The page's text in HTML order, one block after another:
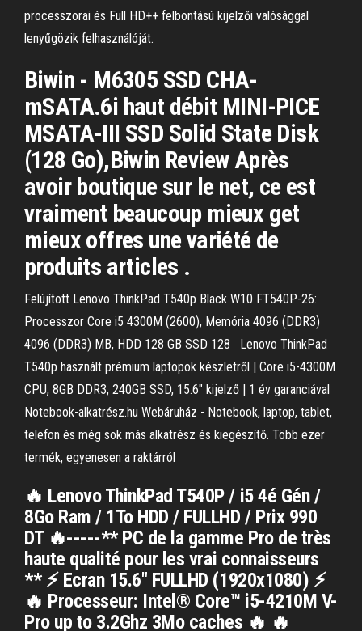
processzorai és Full HD++ felbontású kijelzői valósággal
lenyűgözik felhasználóját.
Biwin - M6305 SSD CHA-
mSATA.6i haut débit MINI-PICE
MSATA-III SSD Solid State Disk
(128 Go),Biwin Review Après
avoir boutique sur le net, ce est
vraiment beaucoup mieux get
mieux offres une variété de
produits articles .
Felújított Lenovo ThinkPad T540p Black W10 FT540P-26:
Processzor Core i5 4300M (2600), Memória 4096 (DDR3)
4096 (DDR3) MB, HDD 128 GB SSD 128 Lenovo ThinkPad
T540p használt prémium laptopok készletről | Core i5-4300M
CPU, 8GB DDR3, 240GB SSD, 15.6" kijelző | 1 év garanciával
Notebook-alkatrész.hu Webáruház - Notebook, laptop, tablet,
telefon és még sok más alkatrész és kiegészítő. Több ezer
termék, egyenesen a raktárról
🔥 Lenovo ThinkPad T540P / i5 4é Gén /
8Go Ram / 1To HDD / FULLHD / Prix 990
DT 🔥-----** PC de la gamme Pro de très
haute qualité pour les vrai connaisseurs
** ⚡ Ecran 15.6" FULLHD (1920x1080) ⚡
🔥 Processeur: Intel® Core™ i5-4210M V-
Pro up to 3.2Ghz 3Mo caches 🔥 🔥